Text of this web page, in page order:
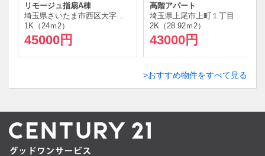
リモージュ指扇A棟
1K（24ｍ 2）
45000円
高階アパート
埼玉県上尾市上町１丁目
2K（28.92ｍ 2）
43000円
おすすめ物件をすべて見る